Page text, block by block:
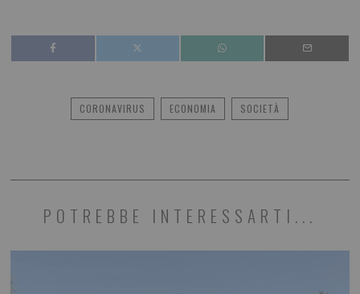
CORONAVIRUS ECONOMIA SOCIETÀ
POTREBBE INTERESSARTI...